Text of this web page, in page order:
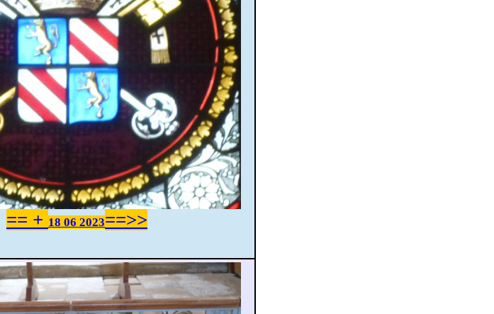
== + 18 06 2023==>>